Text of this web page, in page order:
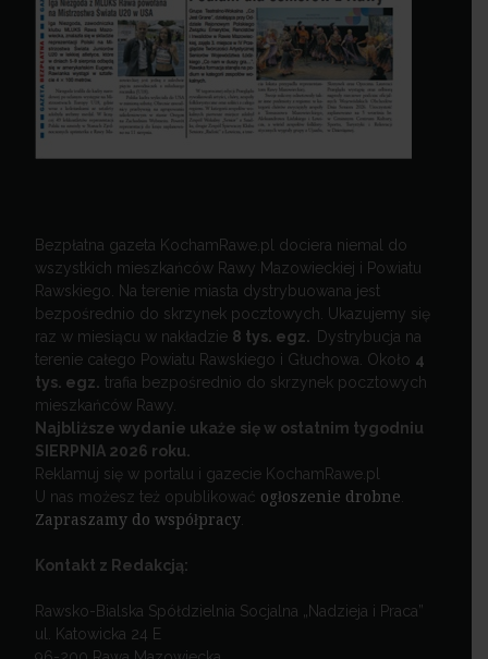
Bezpłatna gazeta KochamRawe.pl dociera niemal do
wszystkich mieszkańców Rawy Mazowieckiej i Powiatu
Rawskiego. Na terenie miasta dystrybuowana jest
bezpośrednio do skrzynek pocztowych. Ukazujemy się
raz w miesiącu w nakładzie 8 tys. egz.
Dystrybucja na
terenie całego Powiatu Rawskiego i Głuchowa. Około 4
tys. egz. trafia bezpośrednio do skrzynek pocztowych
mieszkańców Rawy.
Najbliższe wydanie ukaże się w ostatnim tygodniu
SIERPNIA 2026 roku.
Reklamuj się w portalu i gazecie KochamRawe.pl
U nas możesz też opublikować ogłoszenie drobne
Zapraszamy do współpracy.
Kontakt z Redakcją:
Rawsko-Bialska Spółdzielnia Socjalna „Nadzieja i Praca”
ul. Katowicka 24 E